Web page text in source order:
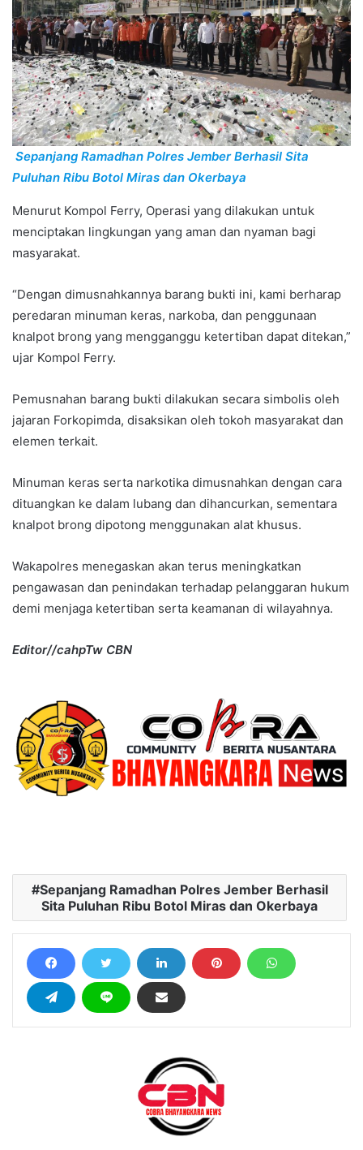
Sepanjang Ramadhan Polres Jember Berhasil Sita
Puluhan Ribu Botol Miras dan Okerbaya
Menurut Kompol Ferry, Operasi yang dilakukan untuk
menciptakan lingkungan yang aman dan nyaman bagi
masyarakat.
“Dengan dimusnahkannya barang bukti ini, kami berharap
peredaran minuman keras, narkoba, dan penggunaan
knalpot brong yang mengganggu ketertiban dapat ditekan,”
ujar Kompol Ferry.
Pemusnahan barang bukti dilakukan secara simbolis oleh
jajaran Forkopimda, disaksikan oleh tokoh masyarakat dan
elemen terkait.
Minuman keras serta narkotika dimusnahkan dengan cara
dituangkan ke dalam lubang dan dihancurkan, sementara
knalpot brong dipotong menggunakan alat khusus.
Wakapolres menegaskan akan terus meningkatkan
pengawasan dan penindakan terhadap pelanggaran hukum
demi menjaga ketertiban serta keamanan di wilayahnya.
Editor//cahpTw CBN
Sepanjang Ramadhan Polres Jember Berhasil
Sita Puluhan Ribu Botol Miras dan Okerbaya